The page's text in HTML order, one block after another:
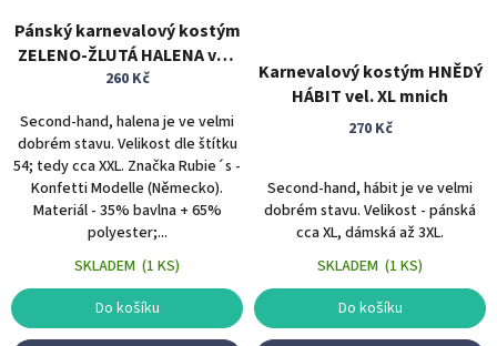
Pánský karnevalový kostým
ZELENO-ŽLUTÁ HALENA vel.
54
260 Kč
Second-hand, halena je ve velmi
dobrém stavu. Velikost dle štítku
54; tedy cca XXL. Značka Rubie´s -
Konfetti Modelle (Německo).
Materiál - 35% bavlna + 65%
polyester;...
SKLADEM (1 KS)
Do košíku
Karnevalový kostým HNĚDÝ
HÁBIT vel. XL mnich
270 Kč
Second-hand, hábit je ve velmi
dobrém stavu. Velikost - pánská
cca XL, dámská až 3XL.
SKLADEM (1 KS)
Do košíku